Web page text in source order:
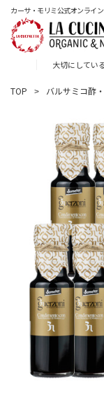
カーサ・モリミ公式オンライ
大切にしてい
TOP バルサミコ酢